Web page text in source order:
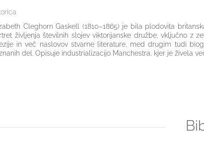
Cleghorn Gaskell (1810–1865) je bila plodovita
življenja številnih slojev viktorijanske družbe, vključno z
in več naslovov stvarne literature, med drugim tudi
del. Opisuje industrializacijo Manchestra, kjer je živela